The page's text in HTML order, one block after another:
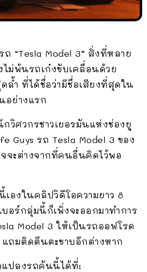
ถ “Tesla Model 3” สิ่งที่หลาย
ม่พ้นรถเก๋งขับเคลื่อนด้วย
ล้ำ ที่ได้ชื่อว่ามีชื่อเสียงที่สุดใน
อย่างแรก
วิศวกรชาวเยอรมันแห่งช่องยู
Guys รถ Tesla Model 3 ของ
จะต่างจากที่คนอื่นคิดไว้พอ
เองในคลิปวิดีโอความยาว 8
อร์กลุ่มนี้ก็เพิ่งจะออกมาทำการ
Model 3 ให้เป็นรถออฟโรด
ถมติดตีนตะขาบอีกต่างหาก
แปลงรถคันนี้ได้ที่: